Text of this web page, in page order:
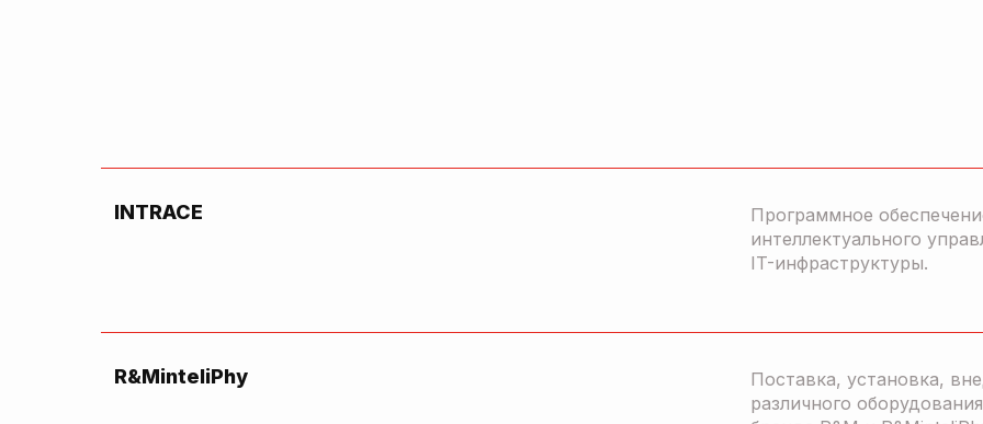
INTRACE
Программное
интеллектуального
IT-инфраструктуры.
R&MinteliPhy
Поставка, установка,
различного